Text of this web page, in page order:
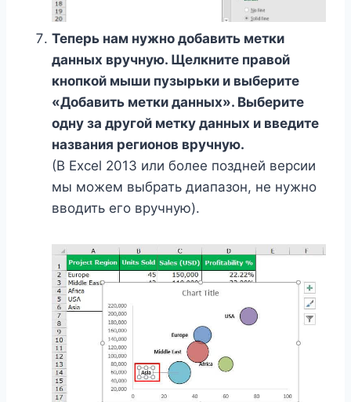
Теперь нам нужно добавить метки
данных вручную. Щелкните правой
кнопкой мыши пузырьки и выберите
«Добавить метки данных». Выберите
одну за другой метку данных и введите
названия регионов вручную.
(В Excel 2013 или более поздней версии
мы можем выбрать диапазон, не нужно
вводить его вручную).